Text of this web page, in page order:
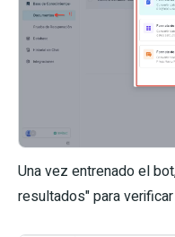
Una vez entrenado el
resultados" para